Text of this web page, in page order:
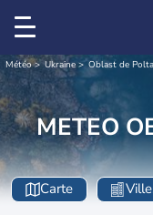
Météo Ukraine Oblast de
METEO
Carte